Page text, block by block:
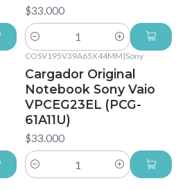
$33.000
Cantidad
COSV195V39A65X44MM |Sony
Cargador Original
Notebook Sony Vaio
VPCEG23EL (PCG-
61A11U)
$33.000
Cantidad